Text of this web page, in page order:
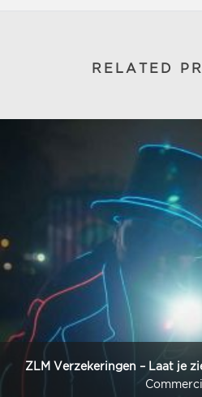
RELATED
ZLM Verzekeringen – Laat je